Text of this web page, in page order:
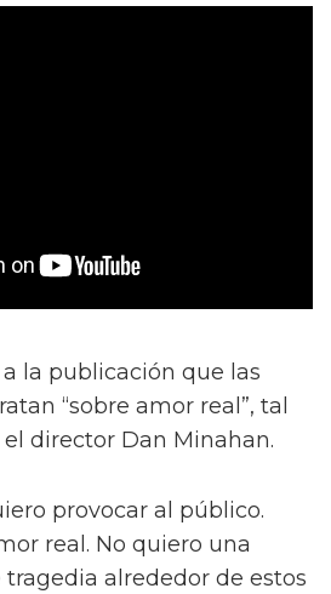
la publicación que las
“sobre amor real”, tal
director Dan Minahan.
provocar al público.
real. No quiero una
alrededor de estos